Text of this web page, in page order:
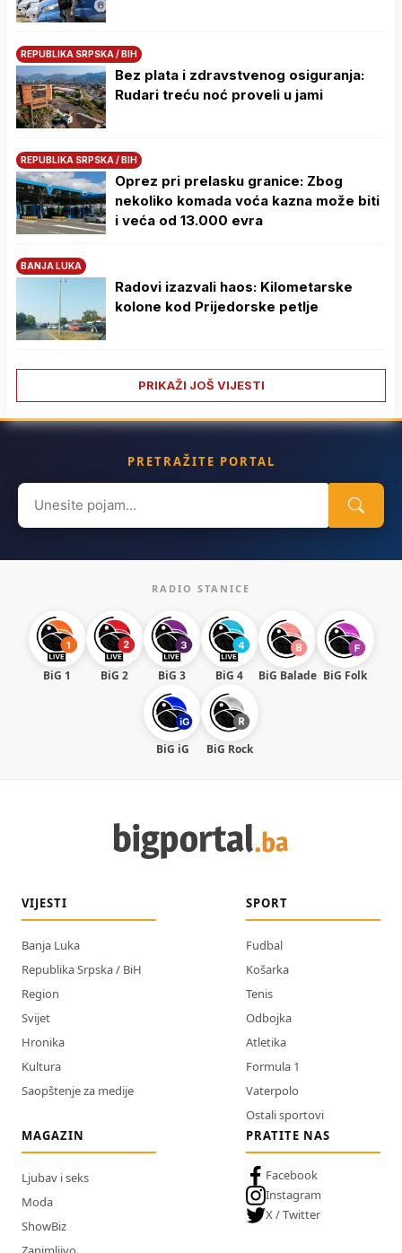
REPUBLIKA SRPSKA / BIH
Bez plata i zdravstvenog osiguranja:
Rudari treću noć proveli u jami
REPUBLIKA SRPSKA / BIH
Oprez pri prelasku granice: Zbog
nekoliko komada voća kazna može biti
i veća od 13.000 evra
BANJA LUKA
Radovi izazvali haos: Kilometarske
kolone kod Prijedorske petlje
PRIKAŽI JOŠ VIJESTI
PRETRAŽITE PORTAL
Search
for:
RADIO STANICE
BiG 1 BiG 2 BiG 3 BiG 4 BiG Balade BiG Folk
BiG iG BiG Rock
VIJESTI
Banja Luka
Republika Srpska / BiH
Region
Svijet
Hronika
Kultura
Saopštenje za medije
SPORT
Fudbal
Košarka
Tenis
Odbojka
Atletika
Formula 1
Vaterpolo
Ostali sportovi
MAGAZIN
Ljubav i seks
Moda
ShowBiz
PRATITE NAS
Facebook
Instagram
X / Twitter